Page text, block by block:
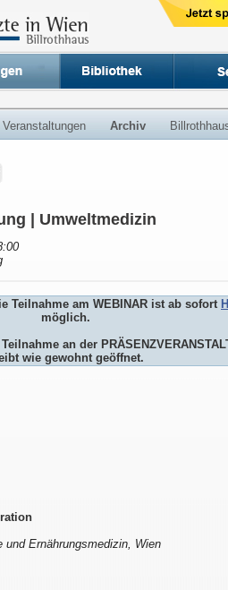
Archiv
| Umweltmedizin
Teilnahme am WEBINAR ist ab sofort
möglich.
an der
wie gewohnt geöffnet.
Ernährungsmedizin, Wien